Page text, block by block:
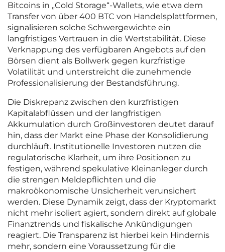
Bitcoins in „Cold Storage“-Wallets, wie etwa dem
Transfer von über 400 BTC von Handelsplattformen,
signalisieren solche Schwergewichte ein
langfristiges Vertrauen in die Wertstabilität. Diese
Verknappung des verfügbaren Angebots auf den
Börsen dient als Bollwerk gegen kurzfristige
Volatilität und unterstreicht die zunehmende
Professionalisierung der Bestandsführung.
Die Diskrepanz zwischen den kurzfristigen
Kapitalabflüssen und der langfristigen
Akkumulation durch Großinvestoren deutet darauf
hin, dass der Markt eine Phase der Konsolidierung
durchläuft. Institutionelle Investoren nutzen die
regulatorische Klarheit, um ihre Positionen zu
festigen, während spekulative Kleinanleger durch
die strengen Meldepflichten und die
makroökonomische Unsicherheit verunsichert
werden. Diese Dynamik zeigt, dass der Kryptomarkt
nicht mehr isoliert agiert, sondern direkt auf globale
Finanztrends und fiskalische Ankündigungen
reagiert. Die Transparenz ist hierbei kein Hindernis
mehr, sondern eine Voraussetzung für die